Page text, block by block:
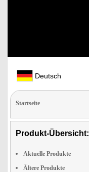
Deutsch
Startseite
Produkt-Übersicht:
Aktuelle Produkte
Ältere Produkte